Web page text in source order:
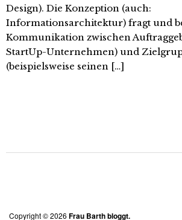
Design). Die Konzeption (auch:
Informationsarchitektur) fragt und
Kommunikation zwischen
StartUp-Unternehmen) und
(beispielsweise seinen […]
Copyright © 2026 Frau Barth bloggt.